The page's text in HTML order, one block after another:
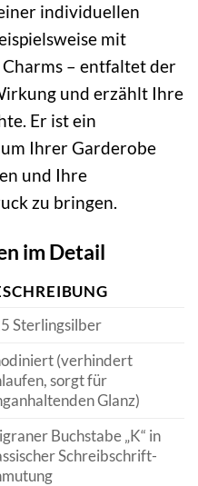
individuellen
mit
– entfaltet der
und erzählt Ihre
Er ist ein
Ihrer Garderobe
und Ihre
zu bringen.
im Detail
Sterlingsilber
(verhindert
sorgt für
Glanz)
Buchstabe „K“ in
Schreibschrift-